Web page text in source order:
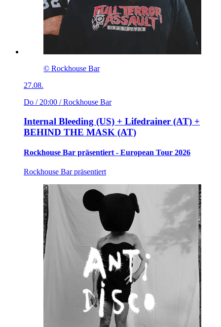
© Rockhouse Bar
27.08.
Do / 20:00 / Rockhouse Bar
Internal Bleeding (US) + Lifedrainer (AT) +
BEHIND THE MASK (AT)
Rockhouse Bar präsentiert - European Tour 2026
Rockhouse Bar präsentiert